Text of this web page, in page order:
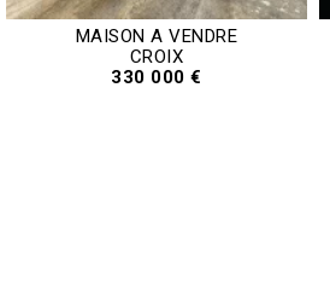
MAISON A VENDRE
CROIX
330 000 €